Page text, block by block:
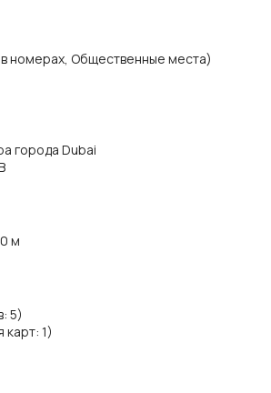
номерах, Общественные места)
города Dubai
м
5)
карт: 1)